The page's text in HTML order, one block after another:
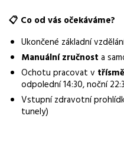
Zaměstnavatel / agentura
Typ úvazku
Plný úvazek
📋 Co od vás očekáváme?
Ukončené základní
Manuální zručnost a
Ochotu pracovat v
odpolední 14:30, noční
Vstupní zdravotní
tunely)